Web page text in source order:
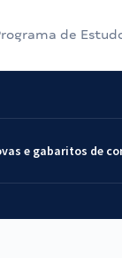
de
e gabaritos de